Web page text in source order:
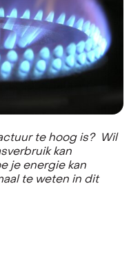
te hoog is? Wil
kan
je energie kan
te weten in dit